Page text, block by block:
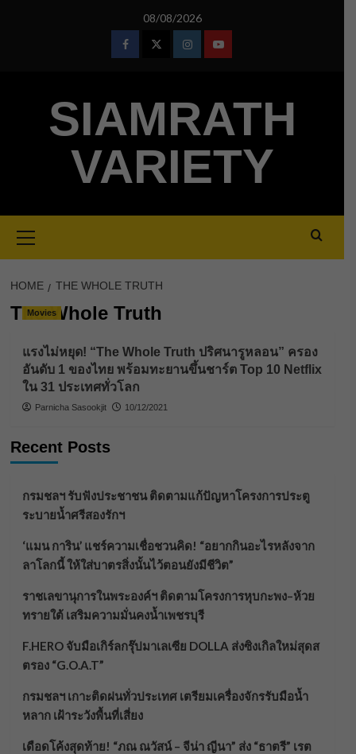
08/08/2026
FacebookTwitterInstagramYoutube
SIAMRATH
VARIETY
Menu
HOME THE WHOLE TRUTH
The Whole Truth
Movies
แรงไม่หยุด! “The Whole Truth ปริศนารูหลอน” ครอง
อันดับ 1 ของไทย พร้อมทะยานขึ้นชาร์ต Top 10 Netflix
ใน 31 ประเทศทั่วโลก
Parnicha Sasookjit 10/12/2021
Recent Posts
กรมชลฯ รับฟังประชาชน ติดตามแก้ปัญหาโครงการประตู
ระบายน้ำศรีสองรักฯ
‘แมน การิน’ แชร์ความเชื่อชวนคิด! “อยากกินอะไรหลังจาก
ลาโลกนี้ ให้ใส่บาตรสิ่งนั้นไว้ตอนยังมีชีวิต”
ราชเลขานุการในพระองค์ฯ ติดตามโครงการหุบกะพง–ห้วย
ทรายใต้ เสริมความมั่นคงน้ำเพชรบุรี
F.HERO จับมือเกิร์ลกรุ๊ปมาเลเซีย DOLLA ส่งซิงเกิลใหม่สุดส
ตรอง “G.O.A.T”
กรมชลฯ เกาะติดฝนทั่วประเทศ เตรียมเครื่องจักรรับมือน้ำ
หลาก เฝ้าระวังพื้นที่เสี่ยง
เดือดโค้งสุดท้าย! “ภณ ณวัสน์ – จีน่า ญีนา” ส่ง “ธาตรี” เรต